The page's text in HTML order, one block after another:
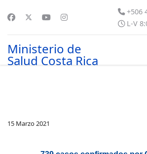
+506
L-V
Ministerio de
Salud Costa Rica
15 Marzo 2021